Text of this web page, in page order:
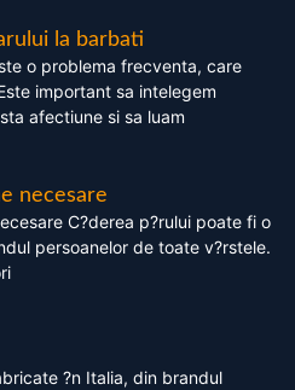
la barbati
o problema frecventa, care
important sa intelegem
afectiune si sa luam
necesare
C?derea p?rului poate fi o
persoanelor de toate v?rstele.
?n Italia, din brandul